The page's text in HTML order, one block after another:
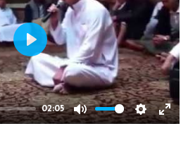
02:05
Mute Settings
Play